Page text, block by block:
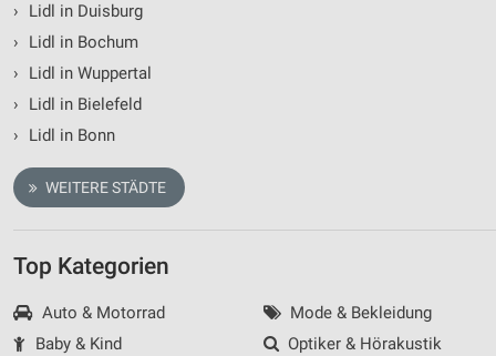
›
Lidl in Duisburg
›
Lidl in Bochum
›
Lidl in Wuppertal
›
Lidl in Bielefeld
›
Lidl in Bonn
WEITERE STÄDTE
Top Kategorien
Auto & Motorrad
Baby & Kind
Mode & Bekleidung
Optiker & Hörakustik